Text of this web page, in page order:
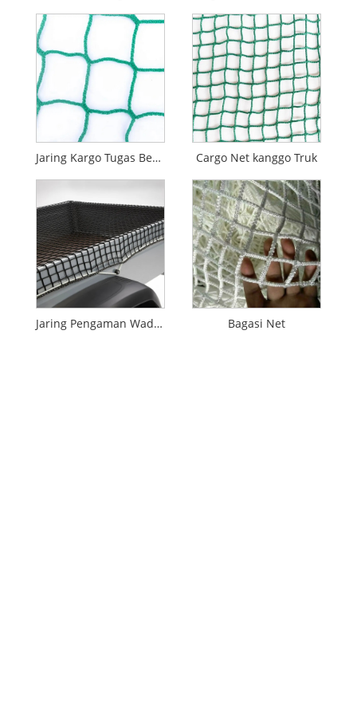
Jaring Kargo Tugas Berat Cargo Net kanggo Truk
Jaring Pengaman Wadhah Bagasi Net